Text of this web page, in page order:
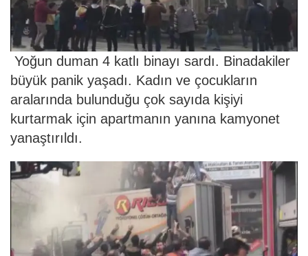
Yoğun duman 4 katlı binayı sardı. Binadakiler
büyük panik yaşadı. Kadın ve çocukların
aralarında bulunduğu çok sayıda kişiyi
kurtarmak için apartmanın yanına kamyonet
yanaştırıldı.